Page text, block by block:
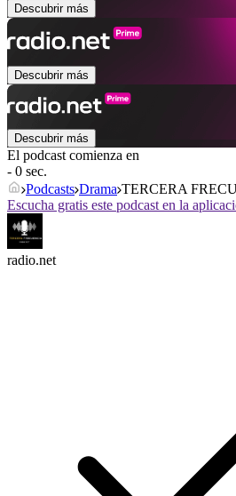
Descubrir más
Descubrir más
Descubrir más
El podcast comienza en
- 0 sec.
Podcasts Drama TERCERA
Escucha gratis este podcast en la
radio.net